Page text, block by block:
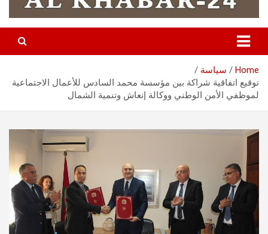
Home
سياسة
توقيع اتفاقية شراكة بين مؤسسة محمد السادس للأعمال الاجتماعية
لموظفي الأمن الوطني ووكالة إنعاش وتنمية الشمال